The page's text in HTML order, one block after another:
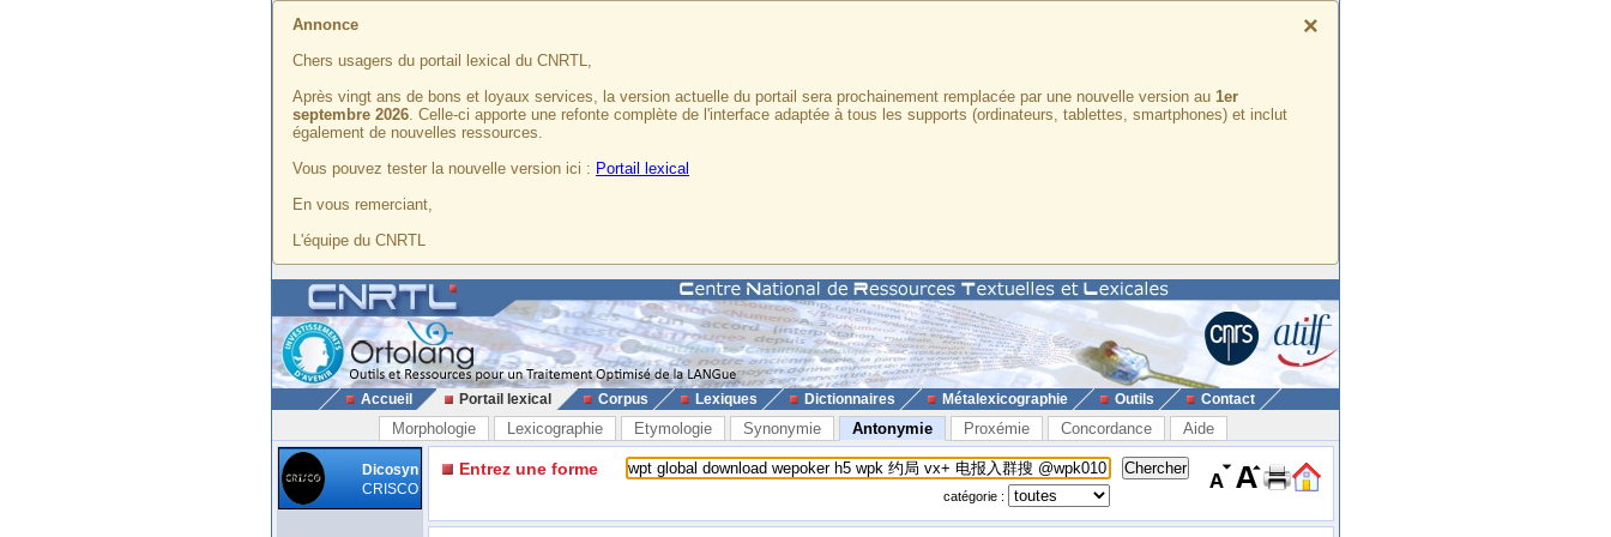
×
Annonce
Chers usagers du portail lexical du CNRTL,
Après vingt ans de bons et loyaux services, la version actuelle du portail sera prochainement remplacée par une nouvelle version au 1er
septembre 2026. Celle-ci apporte une refonte complète de l'interface adaptée à tous les supports (ordinateurs, tablettes, smartphones) et inclut
également de nouvelles ressources.
Vous pouvez tester la nouvelle version ici : Portail lexical
En vous remerciant,
L'équipe du CNRTL
Accueil Portail lexical Corpus Lexiques Dictionnaires Métalexicographie Outils Contact
Morphologie Lexicographie Etymologie Synonymie Antonymie Proxémie Concordance Aide
Dicosyn
CRISCO
Entrez une forme
catégorie :